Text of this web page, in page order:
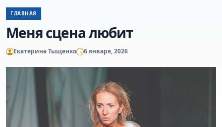
ГЛАВНАЯ
Меня сцена любит
Екатерина Тыщенко 6 января, 2026